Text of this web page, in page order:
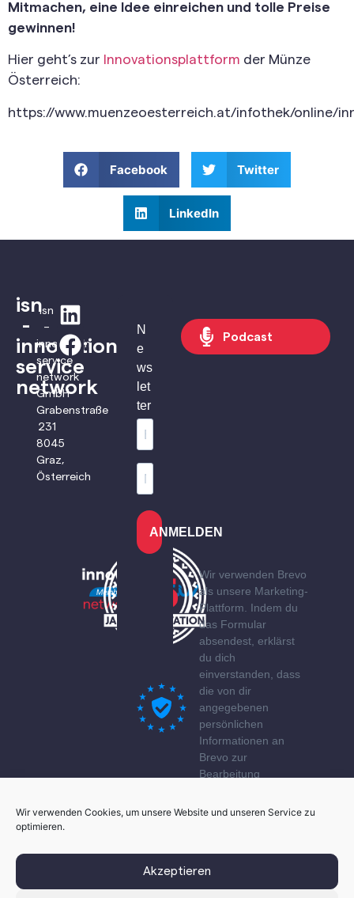
Wir verwenden Cookies, um unsere Website und unseren Service zu
optimieren.
Akzeptieren
Mitmachen, eine Idee einreichen und tolle Preise
gewinnen!
Hier geht’s zur Innovationsplattform der Münze
Österreich:
https://www.muenzeoesterreich.at/infothek/online/
Facebook Twitter
LinkedIn
isn
-
innovation
service
network
isn
–
innovation
service
network
GmbH
Grabenstraße
231
8045
Graz,
Österreich
N
e
ws
let
ter
ANMELDEN
Wir verwenden Brevo
als unsere Marketing-
Plattform. Indem du
das Formular
absendest, erklärst
du dich
einverstanden, dass
die von dir
angegebenen
persönlichen
Informationen an
Brevo zur
Bearbeitung
gemäß den
Podcast